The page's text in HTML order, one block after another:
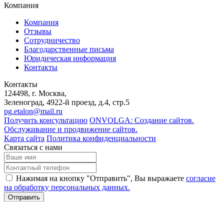
Компания
Компания
Отзывы
Сотрудничество
Благодарственные письма
Юридическая информация
Контакты
Контакты
124498, г. Москва,
Зеленоград, 4922-й проезд, д.4, стр.5
pg.etalon@mail.ru
Получить консультацию ONVOLGA: Создание сайтов.
Обслуживание и продвижение сайтов.
Карта сайта Политика конфиденциальности
Связаться с нами
Нажимая на кнопку "Отправить", Вы выражаете согласие
на обработку персональных данных.
Отправить